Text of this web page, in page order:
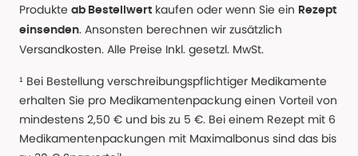
Produkte ab Bestellwert kaufen oder wenn Sie ein Rezept
einsenden. Ansonsten berechnen wir zusätzlich
Versandkosten. Alle Preise Inkl. gesetzl. MwSt.
¹ Bei Bestellung verschreibungspflichtiger Medikamente
erhalten Sie pro Medikamentenpackung einen Vorteil von
mindestens 2,50 € und bis zu 5 €. Bei einem Rezept mit 6
Medikamentenpackungen mit Maximalbonus sind das bis